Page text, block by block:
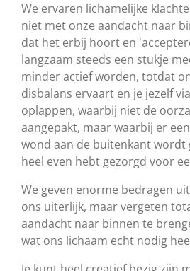
We ervaren lichamelijke
niet met onze aandacht naar
dat het erbij hoort en
langzaam steeds een stukje
minder actief worden, totdat
disbalans ervaart en je jezelf
oplappen, waarbij niet de
aangepakt, maar waarbij er
wond aan de buitenkant wordt
heel even hebt gezorgd voor
We geven enorme bedragen
ons uiterlijk, maar vergeten
aandacht naar binnen te
wat ons lichaam echt nodig